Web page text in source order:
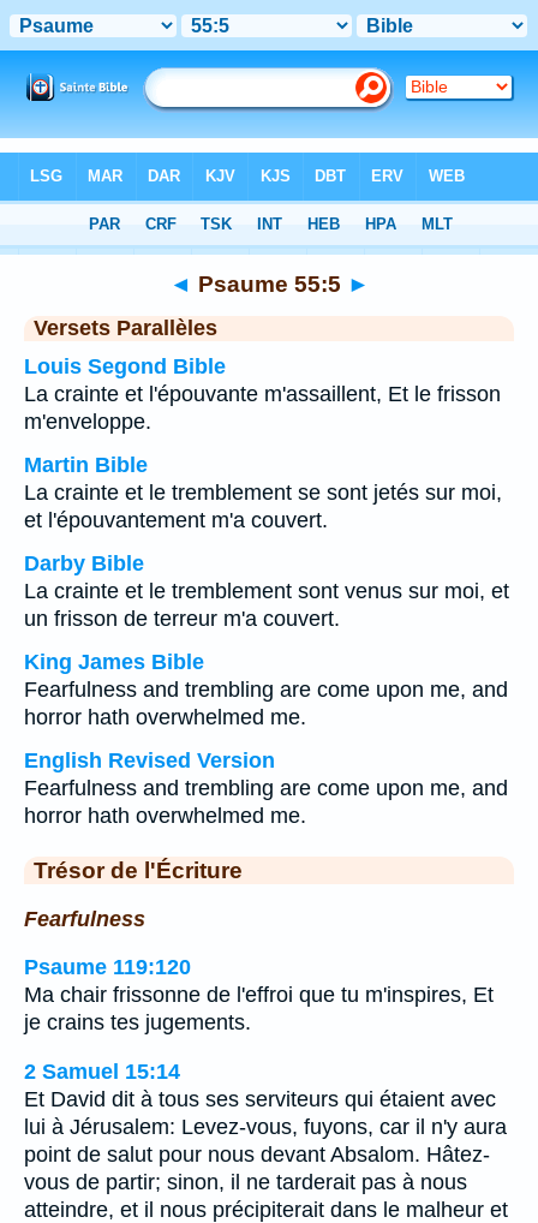
Chapitre 55> Verset 5
◄ Psaume 55:5 ►
Versets Parallèles
Louis Segond Bible
La crainte et l'épouvante m'assaillent, Et le frisson
m'enveloppe.
Martin Bible
La crainte et le tremblement se sont jetés sur moi,
et l'épouvantement m'a couvert.
Darby Bible
La crainte et le tremblement sont venus sur moi, et
un frisson de terreur m'a couvert.
King James Bible
Fearfulness and trembling are come upon me, and
horror hath overwhelmed me.
English Revised Version
Fearfulness and trembling are come upon me, and
horror hath overwhelmed me.
Trésor de l'Écriture
Fearfulness
Psaume 119:120
Ma chair frissonne de l'effroi que tu m'inspires, Et
je crains tes jugements.
2 Samuel 15:14
Et David dit à tous ses serviteurs qui étaient avec
lui à Jérusalem: Levez-vous, fuyons, car il n'y aura
point de salut pour nous devant Absalom. Hâtez-
vous de partir; sinon, il ne tarderait pas à nous
atteindre, et il nous précipiterait dans le malheur et